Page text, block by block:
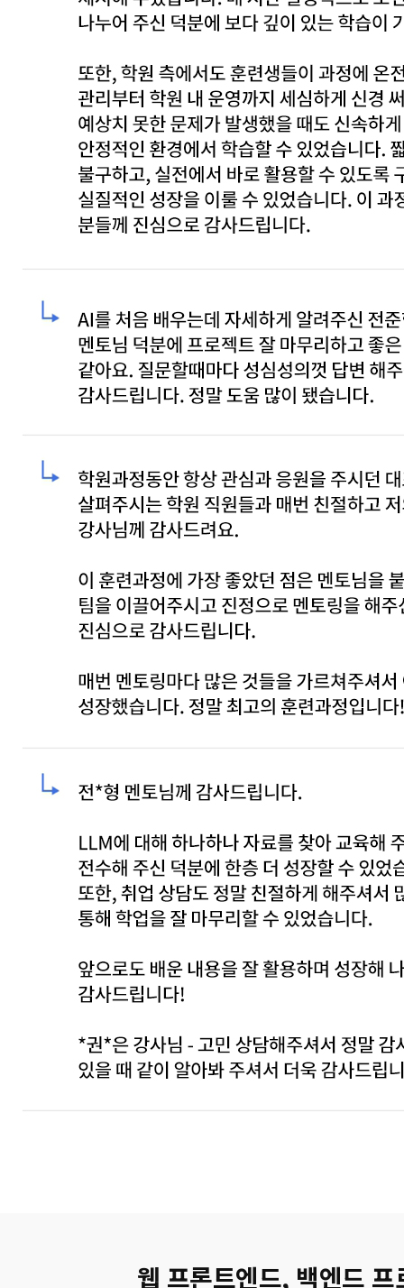
웹 프론트엔드, 백엔드